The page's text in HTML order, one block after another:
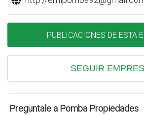
PUBLICACIONES DE ESTA
SEGUIR
Preguntale a Pomba Propiedades